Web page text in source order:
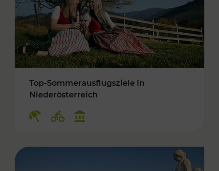
Top-Sommerausflugsziele in
Niederösterreich